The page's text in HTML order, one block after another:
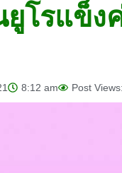
ยูโรแข็
8:12 am Post